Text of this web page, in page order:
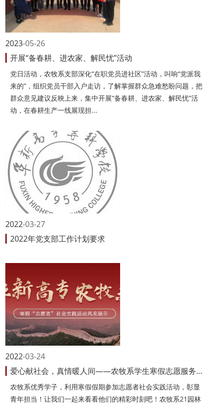
05-26
2023
开展“备春耕、进农家、解民忧”活动
党日活动，农牧系支部深化“在职党员进社区”活动，叫响“党派我
来的”，组织党员干部入户走访，了解掌握群众急难愁盼问题，把
群众意见建议反映上来，集中开展“备春耕、进农家、解民忧”活
动，在春耕生产一线展现担...
03-27
2022
2022年党支部工作计划要求
03-24
2022
爱心献社会，真情暖人间——农牧系学生寒假志愿服务心得
农牧系优秀学子，利用寒假假期参加志愿者社会实践活动，彰显
青年担当！让我们一起来看看他们的精彩时刻吧！农牧系21园林